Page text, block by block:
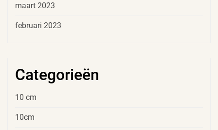
maart 2023
februari 2023
Categorieën
10 cm
10cm